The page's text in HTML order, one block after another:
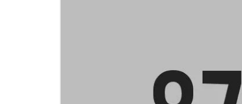
WOOD PROCESSING MACHINES